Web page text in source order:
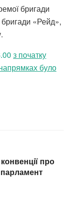
бригади
бригади «Рейд»,
з початку
було
про